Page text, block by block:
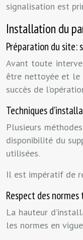
signalisation est
Installation du
Préparation du site:
Avant toute
être nettoyée et le
succès de
Techniques
Plusieurs
disponibilité du
utilisées.
Il est impératif de
Respect des
La hauteur
les normes en